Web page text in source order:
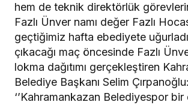
hem de teknik direktörlük
Fazlı Ünver namı değer Fazlı
geçtiğimiz hafta ebediyete
çıkacağı maç öncesinde Fazlı
lokma dağıtımı gerçekleştiren
Belediye Başkanı Selim Çırpanoğlu:
‘’Kahramankazan Belediyespor